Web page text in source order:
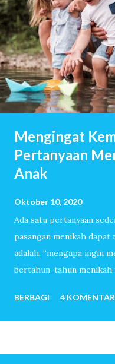
Mengingat
Pertanyaan
Anak
Oktober 10, 2020
Ada satu pertanyaan
pasangan menikah dapat
adalah, “mengapa ingin
bertahun-tahun menikah
melewati ribuan hari
dengan anak-anak.
sangat mudah dititipi
BERBAGI 4 KOMENTAR